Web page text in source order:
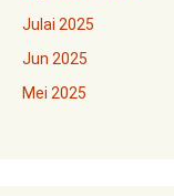
Julai 2025
Jun 2025
Mei 2025